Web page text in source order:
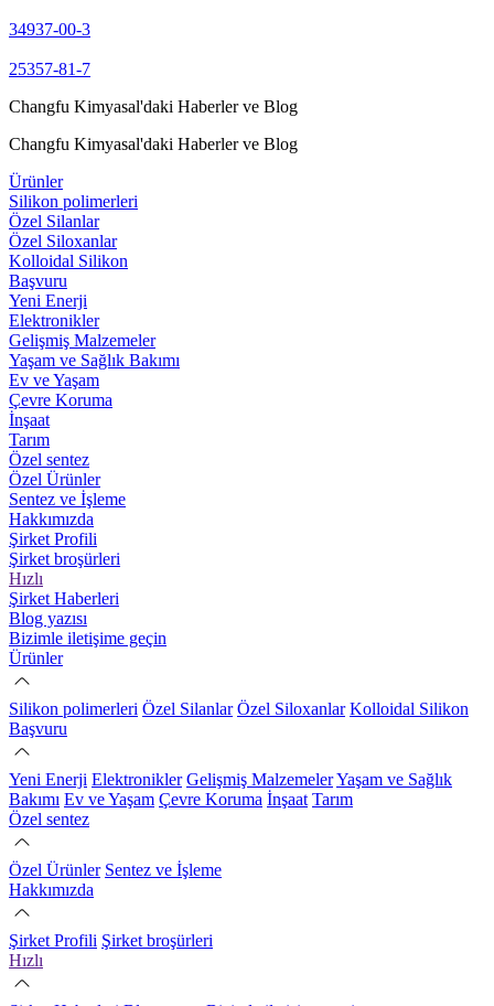
34937-00-3
25357-81-7
Changfu Kimyasal'daki Haberler ve Blog
Changfu Kimyasal'daki Haberler ve Blog
Ürünler
Silikon polimerleri
Özel Silanlar
Özel Siloxanlar
Kolloidal Silikon
Başvuru
Yeni Enerji
Elektronikler
Gelişmiş Malzemeler
Yaşam ve Sağlık Bakımı
Ev ve Yaşam
Çevre Koruma
İnşaat
Tarım
Özel sentez
Özel Ürünler
Sentez ve İşleme
Hakkımızda
Şirket Profili
Şirket broşürleri
Hızlı
Şirket Haberleri
Blog yazısı
Bizimle iletişime geçin
Ürünler
Silikon polimerleri Özel Silanlar Özel Siloxanlar Kolloidal Silikon
Başvuru
Yeni Enerji Elektronikler Gelişmiş MalzemelerYaşam ve Sağlık
Bakımı Ev ve Yaşam Çevre Koruma İnşaat Tarım
Özel sentez
Özel Ürünler Sentez ve İşleme
Hakkımızda
Şirket Profili Şirket broşürleri
Hızlı